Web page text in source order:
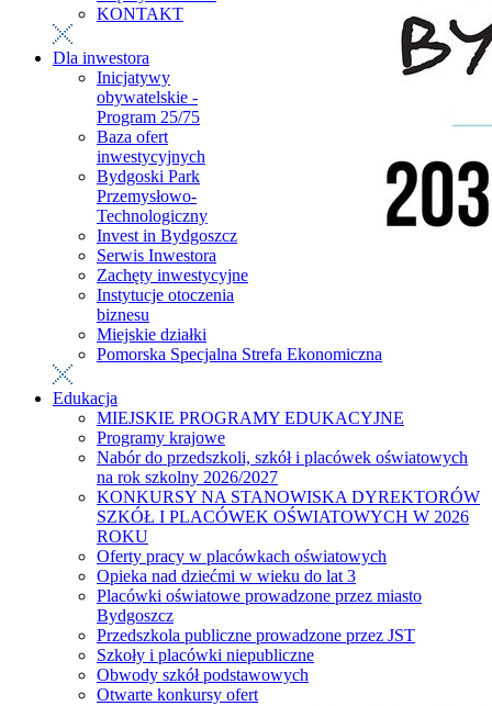
KONTAKT
Dla inwestora
Inicjatywy
obywatelskie -
Program 25/75
Baza ofert
inwestycyjnych
Bydgoski Park
Przemysłowo-
Technologiczny
Invest in Bydgoszcz
Serwis Inwestora
Zachęty inwestycyjne
Instytucje otoczenia
biznesu
Miejskie działki
Pomorska Specjalna Strefa Ekonomiczna
Edukacja
MIEJSKIE PROGRAMY EDUKACYJNE
Programy krajowe
Nabór do przedszkoli, szkół i placówek oświatowych
na rok szkolny 2026/2027
KONKURSY NA STANOWISKA DYREKTORÓW
SZKÓŁ I PLACÓWEK OŚWIATOWYCH W 2026
ROKU
Oferty pracy w placówkach oświatowych
Opieka nad dziećmi w wieku do lat 3
Placówki oświatowe prowadzone przez miasto
Bydgoszcz
Przedszkola publiczne prowadzone przez JST
Szkoły i placówki niepubliczne
Obwody szkół podstawowych
Otwarte konkursy ofert